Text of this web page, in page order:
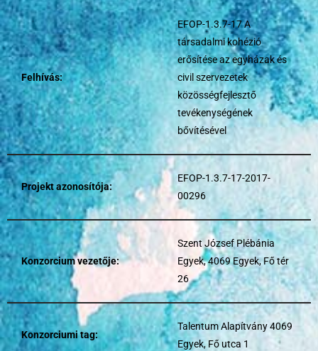
Felhívás:
EFOP-1.3.7-17 A
társadalmi kohézió
erősítése az egyházak és
civil szervezetek
közösségfejlesztő
tevékenységének
bővítésével
Projekt azonosítója:
EFOP-1.3.7-17-2017-
00296
Konzorcium vezetője:
Szent József Plébánia
Egyek, 4069 Egyek, Fő tér
26
Konzorciumi tag:
Talentum Alapítvány 4069
Egyek, Fő utca 1